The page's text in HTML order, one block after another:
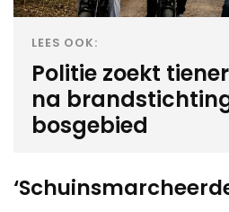
LEES OOK:
Politie zoekt
na
bosgebied